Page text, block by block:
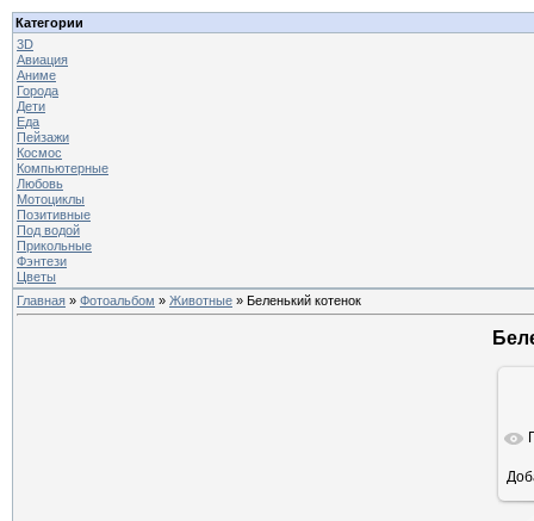
Категории
3D
Авиация
Аниме
Города
Дети
Еда
Пейзажи
Космос
Компьютерные
Любовь
Мотоциклы
Позитивные
Под водой
Прикольные
Фэнтези
Цветы
Главная » Фотоальбом » Животные » Беленький котенок